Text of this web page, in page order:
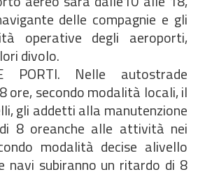
delle compagnie e gli
operative degli aeroporti,
divolo.
PORTI. Nelle autostrade
ore, secondo modalità locali, il
gli addetti alla manutenzione
8 oreanche alle attività nei
modalità decise alivello
navi subiranno un ritardo di 8